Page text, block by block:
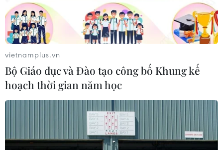
Thu hồi 89 ha đất đấu giá chọn nhà
đầu tư công trình thành phố cảng
hàng không
Cần xử lý dứt điểm việc tập kết gỗ ở
hành lang an toàn giao thông Quốc
vietnamplus.vn
Bộ Giáo dục và Đào tạo công bố Khung kế
hoạch thời gian năm học